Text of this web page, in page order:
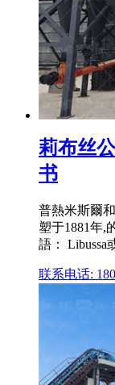
莉布丝
书
普熱米斯爾
塑于1881年,
語： Libussa
联系电话: